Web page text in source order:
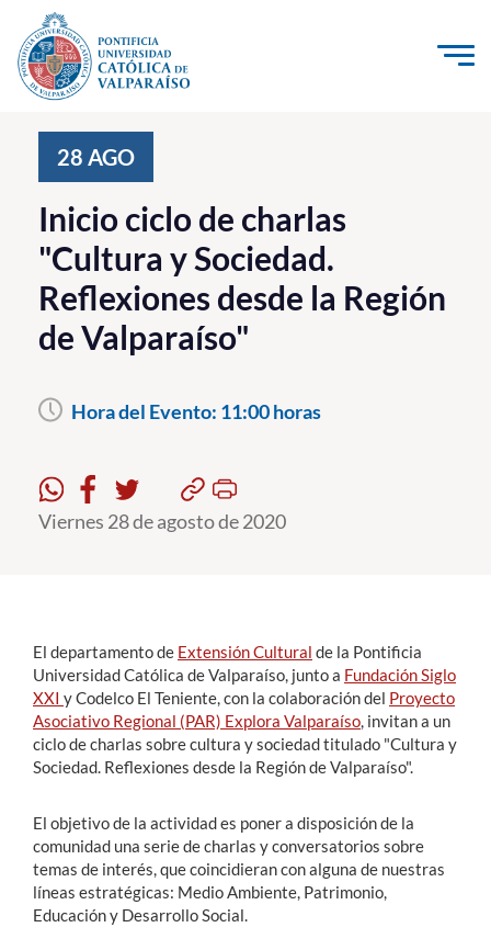
Click acá para ir directamente al contenido
Investigación, Creación e Innovación
PUCV Internacional
Vinculación con el Medio
Admisión
Pregrado
Formación Continua
Alumni
English
28 AGO
Inicio ciclo de charlas
"Cultura y Sociedad.
Reflexiones desde la Región
de Valparaíso"
Hora del Evento: 11:00 horas
Viernes 28 de agosto de 2020
El departamento de Extensión Cultural de la Pontificia
Universidad Católica de Valparaíso, junto a Fundación Siglo
XXI y Codelco El Teniente, con la colaboración del Proyecto
Asociativo Regional (PAR) Explora Valparaíso, invitan a un
ciclo de charlas sobre cultura y sociedad titulado "Cultura y
Sociedad. Reflexiones desde la Región de Valparaíso".
El objetivo de la actividad es poner a disposición de la
comunidad una serie de charlas y conversatorios sobre
temas de interés, que coincidieran con alguna de nuestras
líneas estratégicas: Medio Ambiente, Patrimonio,
Educación y Desarrollo Social.